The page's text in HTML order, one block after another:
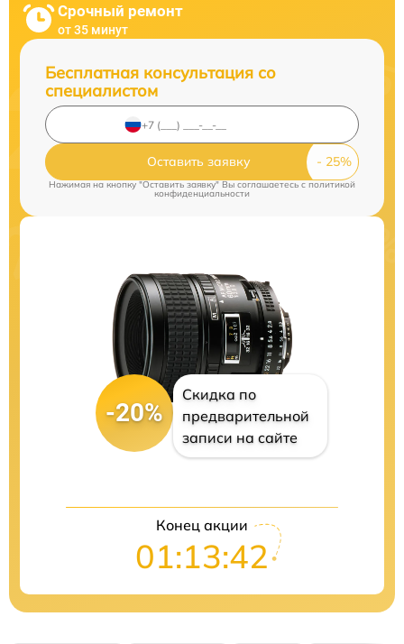
Срочный ремонт
от 35 минут
Бесплатная консультация со
специалистом
Оставить заявку
Нажимая на кнопку "Оставить заявку" Вы соглашаетесь cполитикой
конфиденциальности
-20%
Скидка по
предварительной
записи на сайте
Конец акции
01:13:42